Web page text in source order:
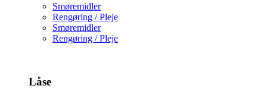
Smøremidler
Rengøring / Pleje
Smøremidler
Rengøring / Pleje
Låse